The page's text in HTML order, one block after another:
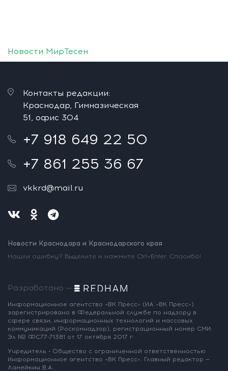
Новости МирТесен
Контакты редакции:
Краснодар, Гимназическая
51, офис 304
+7 918 649 22 50
+7 861 255 36 67
vkkrd@mail.ru
Новости Краснодара и Краснодарского края
Нашли ошибку? Выделите и нажмите Ctrl+Enter. Спасибо!
Разработано —
Информационное агентство «ВК Пресс» (ИА «ВК Пресс»)
зарегистрировано в Федеральной службе по надзору в
сфере связи, информационных технологий и массовых
коммуникаций (Роскомнадзор), регистрационный номер СМИ:
Эл № ФС77-71381 от 17 октября 2017 г.
Учредитель - Общество с ограниченной ответственностью
Информационное агентство «ВК Пресс». Главный редактор —
Ламейкин В.А.